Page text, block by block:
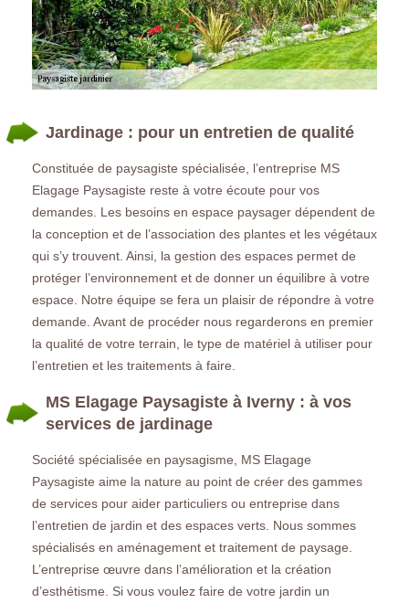
Jardinage : pour un entretien de qualité
Constituée de paysagiste spécialisée, l’entreprise MS
Elagage Paysagiste reste à votre écoute pour vos
demandes. Les besoins en espace paysager dépendent de
la conception et de l’association des plantes et les végétaux
qui s’y trouvent. Ainsi, la gestion des espaces permet de
protéger l’environnement et de donner un équilibre à votre
espace. Notre équipe se fera un plaisir de répondre à votre
demande. Avant de procéder nous regarderons en premier
la qualité de votre terrain, le type de matériel à utiliser pour
l’entretien et les traitements à faire.
MS Elagage Paysagiste à Iverny : à vos
services de jardinage
Société spécialisée en paysagisme, MS Elagage
Paysagiste aime la nature au point de créer des gammes
de services pour aider particuliers ou entreprise dans
l’entretien de jardin et des espaces verts. Nous sommes
spécialisés en aménagement et traitement de paysage.
L’entreprise œuvre dans l’amélioration et la création
d’esthétisme. Si vous voulez faire de votre jardin un